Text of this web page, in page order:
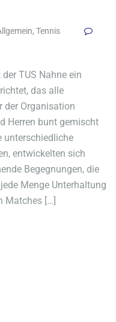
, Tennis
TUS Nahne ein
das alle
der Organisation
Herren bunt gemischt
unterschiedliche
entwickelten sich
Begegnungen, die
Menge Unterhaltung
Matches […]